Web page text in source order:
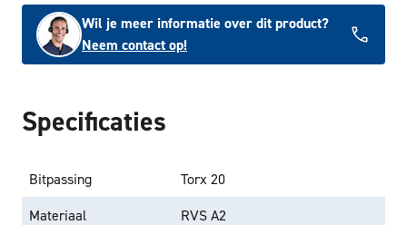
Wil je meer informatie over dit product?
Neem contact op!
Specificaties
Bitpassing
Torx 20
Materiaal
RVS A2